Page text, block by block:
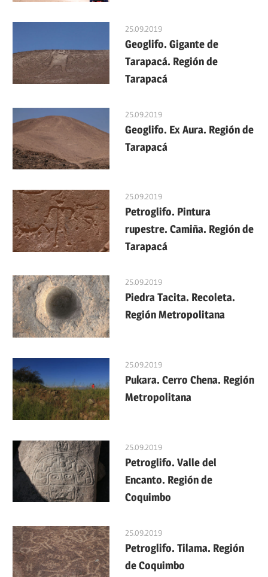
25.09.2019
Geoglifo. Gigante de
Tarapacá. Región de
Tarapacá
25.09.2019
Geoglifo. Ex Aura. Región de
Tarapacá
25.09.2019
Petroglifo. Pintura
rupestre. Camiña. Región de
Tarapacá
25.09.2019
Piedra Tacita. Recoleta.
Región Metropolitana
25.09.2019
Pukara. Cerro Chena. Región
Metropolitana
25.09.2019
Petroglifo. Valle del
Encanto. Región de
Coquimbo
25.09.2019
Petroglifo. Tilama. Región
de Coquimbo